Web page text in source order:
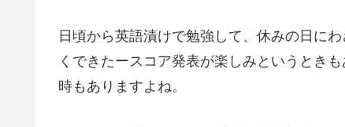
日頃から英語漬けで勉強して、休みの日に
くできたースコア発表が楽しみというとき
時もありますよね。